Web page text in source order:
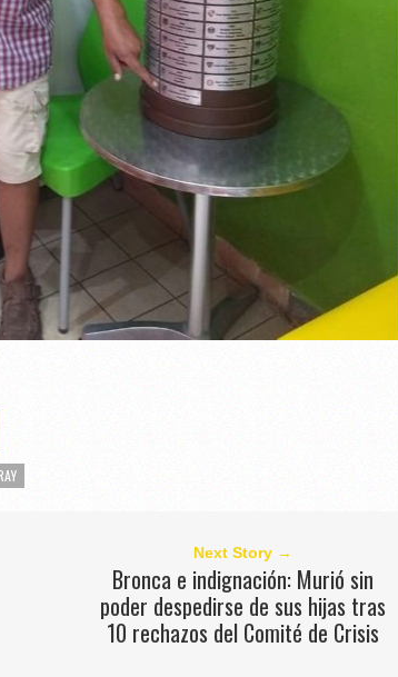
Next Story →
Bronca e indignación: Murió sin
poder despedirse de sus hijas tras
10 rechazos del Comité de Crisis